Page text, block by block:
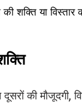
शक्ति या विस्तार
की मौजूदगी,